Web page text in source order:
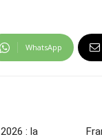
WhatsApp
: la